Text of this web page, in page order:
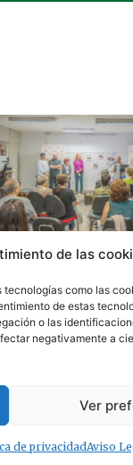
de las
como las
de estas
o las
negativamente a
Ver
de privacidadAviso